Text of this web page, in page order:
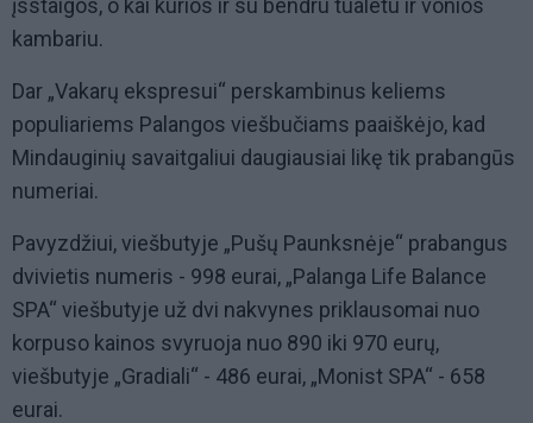
įsstaigos, o kai kurios ir su bendru tualetu ir vonios
kambariu.
Dar „Vakarų ekspresui“ perskambinus keliems
populiariems Palangos viešbučiams paaiškėjo, kad
Mindauginių savaitgaliui daugiausiai likę tik prabangūs
numeriai.
Pavyzdžiui, viešbutyje „Pušų Paunksnėje“ prabangus
dvivietis numeris - 998 eurai, „Palanga Life Balance
SPA“ viešbutyje už dvi nakvynes priklausomai nuo
korpuso kainos svyruoja nuo 890 iki 970 eurų,
viešbutyje „Gradiali“ - 486 eurai, „Monist SPA“ - 658
eurai.